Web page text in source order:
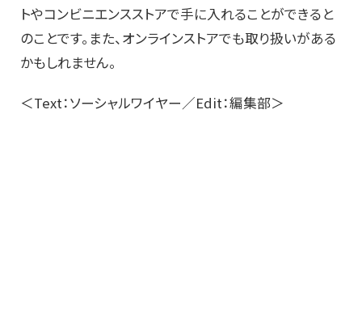
トやコンビニエンスストアで手に入れることができると
のことです。また、オンラインストアでも取り扱いがある
かもしれません。
＜Text：ソーシャルワイヤー／Edit：編集部＞